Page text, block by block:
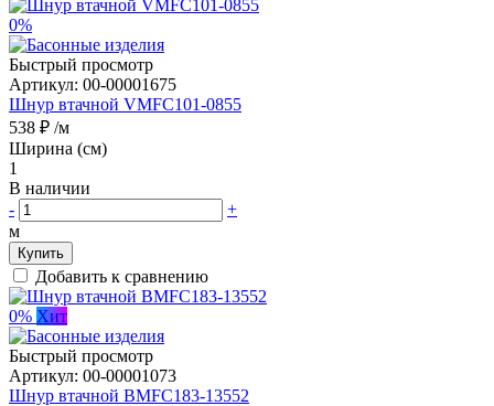
0%
Быстрый просмотр
Артикул: 00-00001675
Шнур втачной VMFC101-0855
538 ₽ /м
Ширина (см)
1
В наличии
-
+
м
Купить
Добавить к сравнению
0% Хит
Быстрый просмотр
Артикул: 00-00001073
Шнур втачной BMFC183-13552